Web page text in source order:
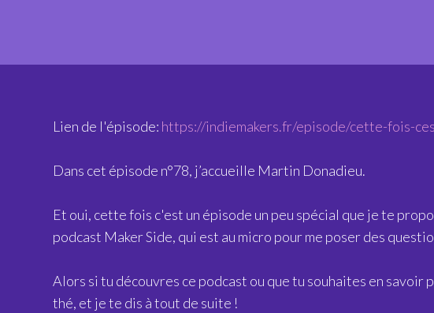
Lien de l'épisode: https://indiemakers.fr/episode/cette-fois-
Dans cet épisode n°78, j’accueille Martin Donadieu.
Et oui, cette fois c'est un épisode un peu spécial que je te
podcast Maker Side, qui est au micro pour me poser des
Alors si tu découvres ce podcast ou que tu souhaites en savoir
thé, et je te dis à tout de suite !